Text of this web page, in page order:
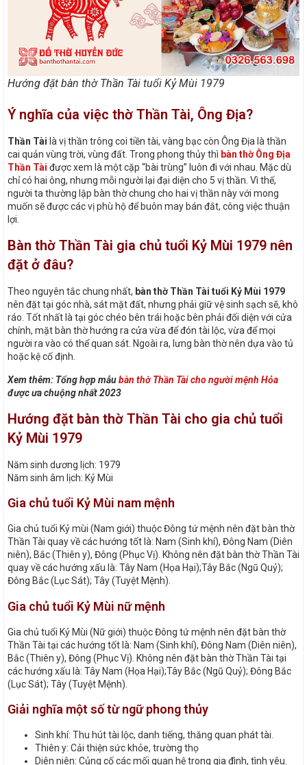
Hướng đặt bàn thờ Thần Tài tuổi Kỷ Mùi 1979
Ý nghĩa của việc thờ Thần Tài, Ông Địa?
Thần Tài là vị thần trông coi tiền tài, vàng bạc còn Ông Địa là thần
cai quản vùng trời, vùng đất. Trong phong thủy thì bàn thờ Ông Địa
Thần Tài được xem là một cặp “bài trùng” luôn đi với nhau. Mặc dù
chỉ có hai ông, nhưng mỗi người lại đại diện cho 5 vị thần. Vì thế,
người ta thường lập bàn thờ chung cho hai vị thần này với mong
muốn sẽ được các vị phù hộ để buôn may bán đắt, công việc thuận
lợi.
Bàn thờ Thần Tài gia chủ tuổi Kỷ Mùi 1979 nên
đặt ở đâu?
Theo nguyên tắc chung nhất, bàn thờ Thần Tài tuổi Kỷ Mùi 1979
nên đặt tại góc nhà, sát mặt đất, nhưng phải giữ vệ sinh sạch sẽ, khô
ráo. Tốt nhất là tại góc chéo bên trái hoặc bên phải đối diện với cửa
chính, mặt bàn thờ hướng ra cửa vừa để đón tài lộc, vừa để mọi
người ra vào có thể quan sát. Ngoài ra, lưng bàn thờ nên dựa vào tủ
hoặc kệ cố định.
Xem thêm: Tổng hợp mẫubàn thờ Thần Tài cho người mệnh Hỏa
được ưa chuộng nhất 2023
Hướng đặt bàn thờ Thần Tài cho gia chủ tuổi
Kỷ Mùi 1979
Năm sinh dương lịch: 1979
Năm sinh âm lịch: Kỷ Mùi
Gia chủ tuổi Kỷ Mùi nam mệnh
Gia chủ tuổi Kỷ mùi (Nam giới) thuộc Đông tứ mệnh nên đặt bàn thờ
Thần Tài quay về các hướng tốt là: Nam (Sinh khí), Đông Nam (Diên
niên), Bắc (Thiên y), Đông (Phục Vị). Không nên đặt bàn thờ Thần Tài
quay về các hướng xấu là: Tây Nam (Họa Hại);Tây Bắc (Ngũ Quỷ);
Đông Bắc (Lục Sát); Tây (Tuyệt Mệnh).
Gia chủ tuổi Kỷ Mùi nữ mệnh
Gia chủ tuổi Kỷ Mùi (Nữ giới) thuộc Đông tứ mệnh nên đặt bàn thờ
Thần Tài tại các hướng tốt là: Nam (Sinh khí), Đông Nam (Diên niên),
Bắc (Thiên y), Đông (Phục Vị). Không nên đặt bàn thờ Thần Tài tại
các hướng xấu là: Tây Nam (Họa Hại);Tây Bắc (Ngũ Quỷ); Đông Bắc
(Lục Sát); Tây (Tuyệt Mệnh).
Giải nghĩa một số từ ngữ phong thủy
Sinh khí: Thu hút tài lộc, danh tiếng, thăng quan phát tài.
Thiên y: Cải thiện sức khỏe, trường thọ
Diên niên: Củng cố các mối quan hệ trong gia đình, tình yêu.